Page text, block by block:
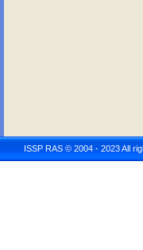
ISSP RAS © 2004 - 2023 All